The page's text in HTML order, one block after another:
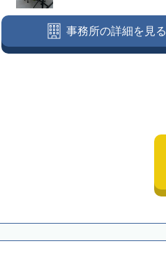
事務所の詳細を見る